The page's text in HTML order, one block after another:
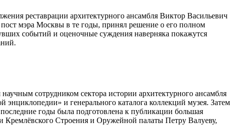
реставрации архитектурного ансамбля Виктор Васильевич
мэра Москвы в те годы, принял решение о его полном
событий и оценочные суждения наверняка покажутся
сотрудником сектора истории архитектурного ансамбля
и генерального каталога коллекций музея. Затем
годы была подготовлена к публикации большая
Кремлёвского Строения и Оружейной палаты Петру Валуеву,